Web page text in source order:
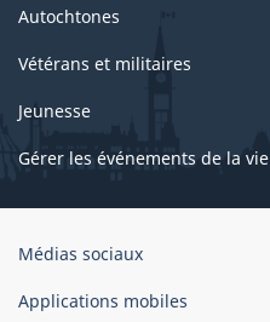
Autochtones
Vétérans et militaires
Jeunesse
Gérer les événements de la vie
Organisation
gouvernement
Médias sociaux
Applications mobiles